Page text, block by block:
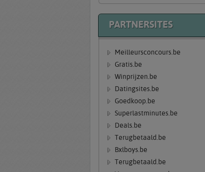
PARTNERSITES
Meilleursconcours.be
Gratis.be
Winprijzen.be
Datingsites.be
Goedkoop.be
Superlastminutes.be
Deals.be
Terugbetaald.be
Bxlboys.be
Terugbetaald.be